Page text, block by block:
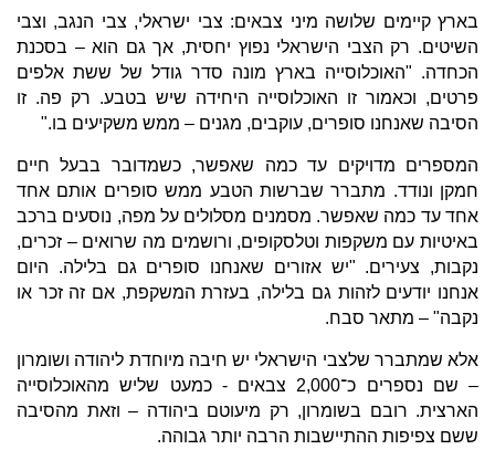
בארץ קיימים שלושה מיני צבאים: צבי ישראלי, צבי הנגב, וצבי
השיטים. רק הצבי הישראלי נפוץ יחסית, אך גם הוא – בסכנת
הכחדה. "האוכלוסייה בארץ מונה סדר גודל של ששת אלפים
פרטים, וכאמור זו האוכלוסייה היחידה שיש בטבע. רק פה. זו
הסיבה שאנחנו סופרים, עוקבים, מגנים – ממש משקיעים בו."
המספרים מדויקים עד כמה שאפשר, כשמדובר בבעל חיים
חמקן ונודד. מתברר שברשות הטבע ממש סופרים אותם אחד
אחד עד כמה שאפשר. מסמנים מסלולים על מפה, נוסעים ברכב
באיטיות עם משקפות וטלסקופים, ורושמים מה שרואים – זכרים,
נקבות, צעירים. "יש אזורים שאנחנו סופרים גם בלילה. היום
אנחנו יודעים לזהות גם בלילה, בעזרת המשקפת, אם זה זכר או
נקבה" – מתאר סבח.
אלא שמתברר שלצבי הישראלי יש חיבה מיוחדת ליהודה ושומרון
– שם נספרים כ־2,000 צבאים - כמעט שליש מהאוכלוסייה
הארצית. רובם בשומרון, רק מיעוטם ביהודה – וזאת מהסיבה
ששם צפיפות ההתיישבות הרבה יותר גבוהה.